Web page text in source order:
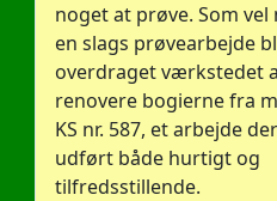
noget at prøve. Som
en slags prøvearbejde
overdraget værkstedet
renovere bogierne fra
KS nr. 587, et arbejde
udført både hurtigt og
tilfredsstillende.